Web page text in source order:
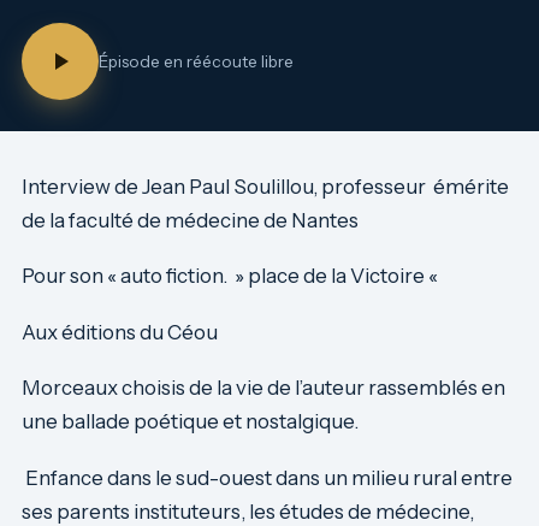
Épisode en réécoute libre
Interview de Jean Paul Soulillou, professeur émérite
de la faculté de médecine de Nantes
Pour son « auto fiction. » place de la Victoire «
Aux éditions du Céou
Morceaux choisis de la vie de l’auteur rassemblés en
une ballade poétique et nostalgique.
Enfance dans le sud-ouest dans un milieu rural entre
ses parents instituteurs, les études de médecine,